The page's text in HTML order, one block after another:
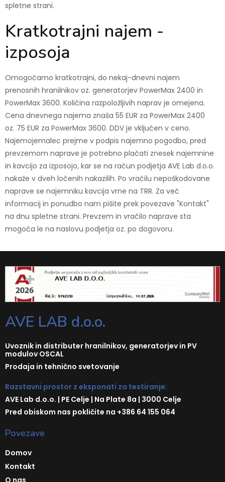
spletne strani.
Kratkotrajni najem -
izposoja
Omogočamo kratkotrajni, do nekaj-dnevni najem
prenosnih hranilnikov oz. generatorjev PowerMax 2400 in
PowerMax 3600. Količina razpoložljivih naprav je omejena.
Cena dnevnega najema znaša 55 EUR za PowerMax 2400
oz. 75 EUR za PowerMax 3600. DDV je vključen v ceno.
Najemojemalec prejme v podpis najemno pogodbo, pred
prevzemom naprave je potrebno plačati znesek najemnine
in kavcijo za izposojo, kar se na račun podjetja AVE Lab d.o.o.
nakaže v dveh ločenih nakazilih. Po vračilu nepoškodovane
naprave se najemniku kavcija vrne na TRR. Za več
informacij in ponudbo nam pišite prek povezave "Kontakt"
na dnu spletne strani. Prevzem in vračilo naprave sta
mogoča le na naslovu podjetja oz. po dogovoru.
AVE LAB d.o.o.
Uvoznik in distributer hranilnikov, generatorjev in PV
modulov OSCAL
Prodaja in tehnično svetovanje
Razstavni prostor z eksponati za testiranje:
AVE Lab d.o.o. | PE Celje | Na Plate 8a | 3000 Celje
Pred obiskom nas pokličite na +386 64 155 064
Povezave
Domov
Kontakt
O nas